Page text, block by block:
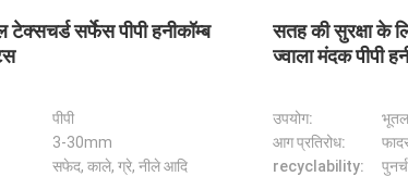
सतह की सुरक्षा के लिए 3 मिमी 5 मिमी
उपयोग:
आग प्रतिरोध:
recyclability:
पुनर्चक्रण